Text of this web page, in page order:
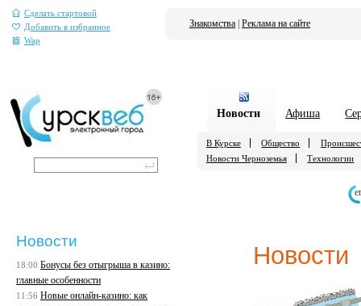
Сделать стартовой
Добавить в избранное
Wap
Знакомства Реклама на сайте
Новости Афиша
В Курске Общество
Новости Черноземья
Технологии
Новости
Новости
18:00 Бонусы без отыгрыша в казино:
главные особенности
11:56 Новые онлайн-казино: как